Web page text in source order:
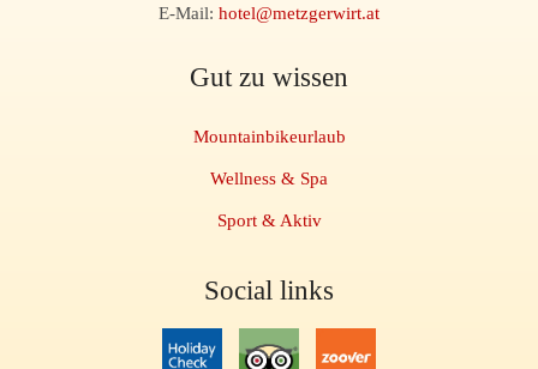
E-Mail: hotel@metzgerwirt.at
Gut zu wissen
Mountainbikeurlaub
Wellness & Spa
Sport & Aktiv
Social links